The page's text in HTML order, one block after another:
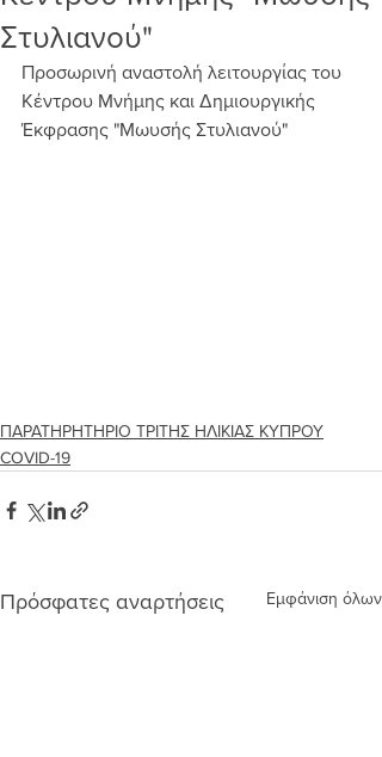
Στυλιανού"
Προσωρινή αναστολή λειτουργίας του
Κέντρου Μνήμης και Δημιουργικής
Έκφρασης "Μωυσής Στυλιανού"
ΠΑΡΑΤΗΡΗΤΗΡΙΟ ΤΡΙΤΗΣ ΗΛΙΚΙΑΣ ΚΥΠΡΟΥ
COVID-19
Πρόσφατες αναρτήσεις Εμφάνιση όλων